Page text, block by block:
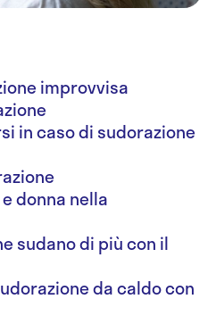
improvvisa
in caso di sudorazione
donna nella
sudano di più con il
da caldo con